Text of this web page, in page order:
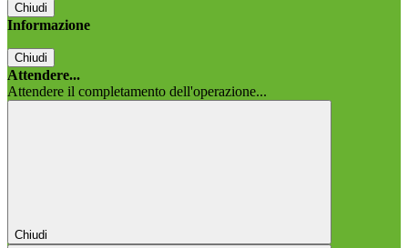
Chiudi
Informazione
Chiudi
Attendere...
Attendere il completamento dell'operazione...
Chiudi